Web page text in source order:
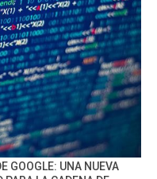
GOOGLE: UNA NUEVA